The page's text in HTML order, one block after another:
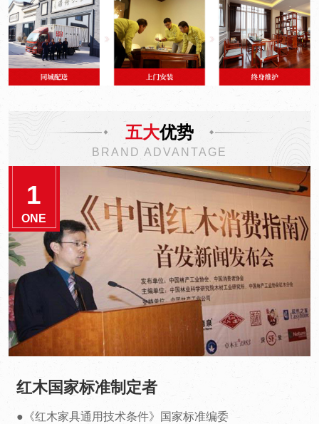
五大优势
BRAND ADVANTAGE
1
ONE
红木国家标准制定者
●《红木家具通用技术条件》国家标准编委